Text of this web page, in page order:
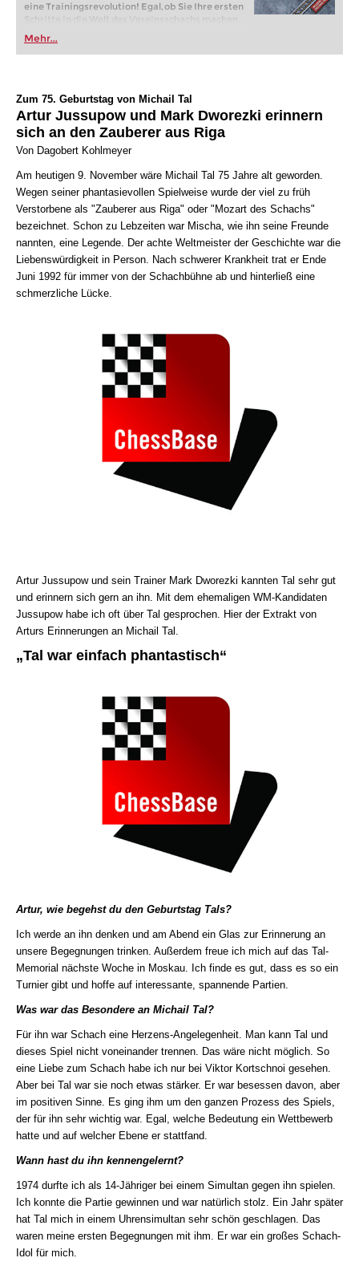
eine Trainingsrevolution! Egal, ob Sie Ihre ersten
Schritte in die Welt des Vereinsschachs machen
oder bereits auf Turnierniveau spielen: Mit
FRITZ trainieren Sie effizienter, intelligenter und
individueller als je zuvor.
Mehr...
Zum 75. Geburtstag von Michail Tal
Artur Jussupow und Mark Dworezki erinnern
sich an den Zauberer aus Riga
Von Dagobert Kohlmeyer
Am heutigen 9. November wäre Michail Tal 75 Jahre alt geworden.
Wegen seiner phantasievollen Spielweise wurde der viel zu früh
Verstorbene als "Zauberer aus Riga" oder "Mozart des Schachs"
bezeichnet. Schon zu Lebzeiten war Mischa, wie ihn seine Freunde
nannten, eine Legende. Der achte Weltmeister der Geschichte war die
Liebenswürdigkeit in Person. Nach schwerer Krankheit trat er Ende
Juni 1992 für immer von der Schachbühne ab und hinterließ eine
schmerzliche Lücke.
Artur Jussupow und sein Trainer Mark Dworezki kannten Tal sehr gut
und erinnern sich gern an ihn. Mit dem ehemaligen WM-Kandidaten
Jussupow habe ich oft über Tal gesprochen. Hier der Extrakt von
Arturs Erinnerungen an Michail Tal.
„Tal war einfach phantastisch“
Artur, wie begehst du den Geburtstag Tals?
Ich werde an ihn denken und am Abend ein Glas zur Erinnerung an
unsere Begegnungen trinken. Außerdem freue ich mich auf das Tal-
Memorial nächste Woche in Moskau. Ich finde es gut, dass es so ein
Turnier gibt und hoffe auf interessante, spannende Partien.
Was war das Besondere an Michail Tal?
Für ihn war Schach eine Herzens-Angelegenheit. Man kann Tal und
dieses Spiel nicht voneinander trennen. Das wäre nicht möglich. So
eine Liebe zum Schach habe ich nur bei Viktor Kortschnoi gesehen.
Aber bei Tal war sie noch etwas stärker. Er war besessen davon, aber
im positiven Sinne. Es ging ihm um den ganzen Prozess des Spiels,
der für ihn sehr wichtig war. Egal, welche Bedeutung ein Wettbewerb
hatte und auf welcher Ebene er stattfand.
Wann hast du ihn kennengelernt?
1974 durfte ich als 14-Jähriger bei einem Simultan gegen ihn spielen.
Ich konnte die Partie gewinnen und war natürlich stolz. Ein Jahr später
hat Tal mich in einem Uhrensimultan sehr schön geschlagen. Das
waren meine ersten Begegnungen mit ihm. Er war ein großes Schach-
Idol für mich.